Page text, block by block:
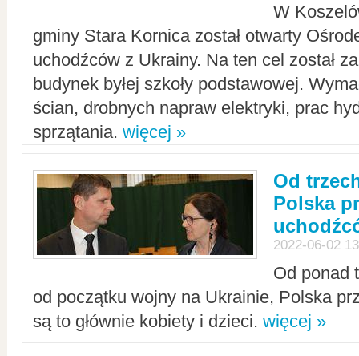
W
gminy Stara Kornica został otwarty
uchodźców z Ukrainy. Na ten cel został
budynek byłej szkoły podstawowej.
ścian, drobnych napraw elektryki, prac
sprzątania. więcej »
Od
Polska
2022-06-02
Od ponad
od początku wojny na Ukrainie, Polska
są to głównie kobiety i dzieci. więcej »